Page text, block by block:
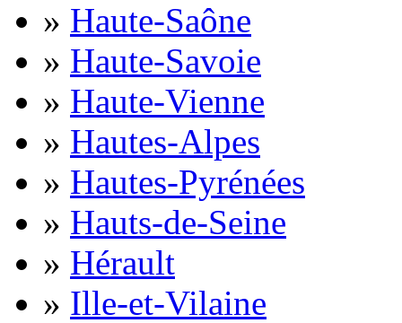
» Haute-Saône
» Haute-Savoie
» Haute-Vienne
» Hautes-Alpes
» Hautes-Pyrénées
» Hauts-de-Seine
» Hérault
» Ille-et-Vilaine